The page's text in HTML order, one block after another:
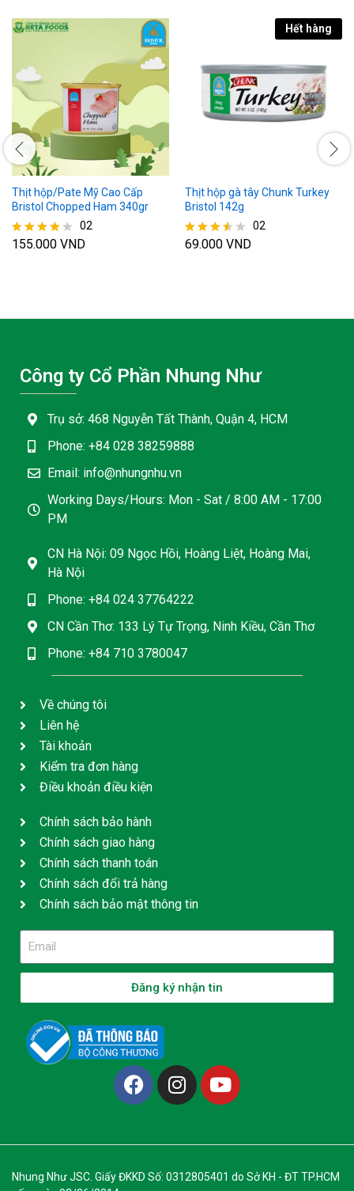
Thịt hộp/Pate Mỹ Cao Cấp
Bristol Chopped Ham 340gr
Được xếp
02
155.000 VND
Hết hàng
Thịt hộp gà tây Chunk Turkey
Bristol 142g
Được
02
69.000 VND
Công ty Cổ Phần Nhung Như
Trụ sở: 468 Nguyễn Tất Thành, Quận 4, HCM
Phone: +84 028 38259888
Email: info@nhungnhu.vn
Working Days/Hours: Mon - Sat / 8:00 AM - 17:00
PM
CN Hà Nội: 09 Ngọc Hồi, Hoàng Liệt, Hoàng Mai,
Hà Nội
Phone: +84 024 37764222
CN Cần Thơ: 133 Lý Tự Trọng, Ninh Kiều, Cần Thơ
Phone: +84 710 3780047
Về chúng tôi
Liên hệ
Tài khoản
Kiểm tra đơn hàng
Điều khoản điều kiện
Chính sách bảo hành
Chính sách giao hàng
Chính sách thanh toán
Chính sách đổi trả hàng
Chính sách bảo mật thông tin
Đăng ký nhận tin
Nhung Như JSC. Giấy ĐKKD Số: 0312805401 do Sở KH - ĐT TP.HCM